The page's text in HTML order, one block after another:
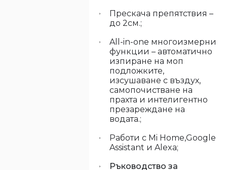
Прескача препятствия –
до 2см.;
All-in-one многоизмерни
функции – автоматично
изпиране на моп
подложките,
изсушаване с въздух,
самопочистване на
прахта и интелигентно
презареждане на
водата.;
Работи с Mi Home,Google
Assistant и Alexa;
Ръководство за